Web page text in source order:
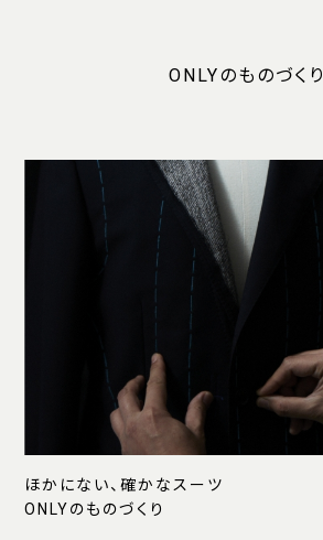
ONLYのものづくり
ほかにない、確かなスーツ
ONLYのものづくり